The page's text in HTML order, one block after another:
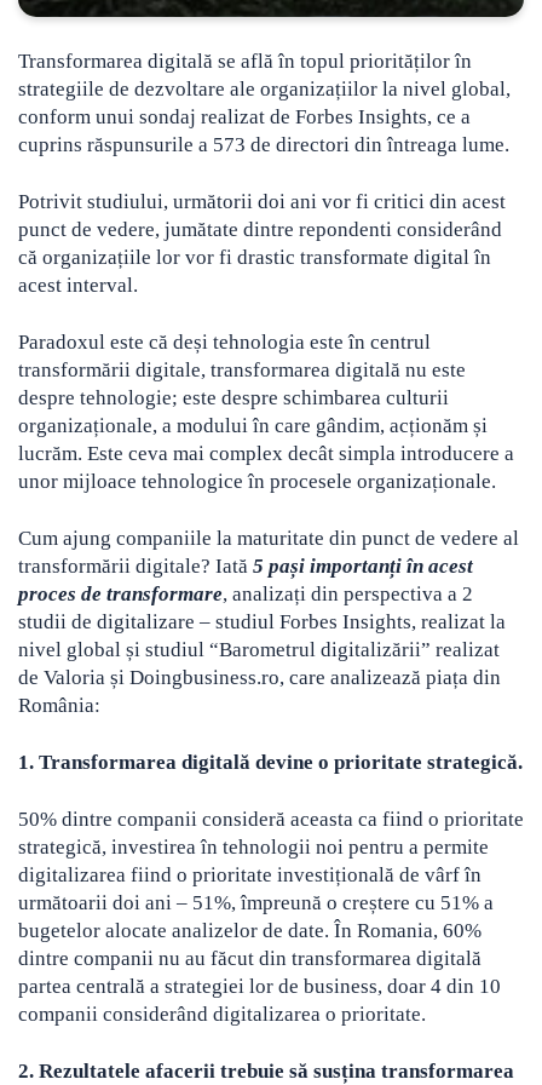
Transformarea digitală se află în topul priorităților în
strategiile de dezvoltare ale organizațiilor la nivel global,
conform unui sondaj realizat de Forbes Insights, ce a
cuprins răspunsurile a 573 de directori din întreaga lume.
Potrivit studiului, următorii doi ani vor fi critici din acest
punct de vedere, jumătate dintre repondenti considerând
că organizațiile lor vor fi drastic transformate digital în
acest interval.
Paradoxul este că deși tehnologia este în centrul
transformării digitale, transformarea digitală nu este
despre tehnologie; este despre schimbarea culturii
organizaționale, a modului în care gândim, acționăm și
lucrăm. Este ceva mai complex decât simpla introducere a
unor mijloace tehnologice în procesele organizaționale.
Cum ajung companiile la maturitate din punct de vedere al
transformării digitale? Iată 5 pași importanți în acest
proces de transformare, analizați din perspectiva a 2
studii de digitalizare – studiul Forbes Insights, realizat la
nivel global și studiul “Barometrul digitalizării” realizat
de Valoria și Doingbusiness.ro, care analizează piața din
România:
1. Transformarea digitală devine o prioritate strategică.
50% dintre companii consideră aceasta ca fiind o prioritate
strategică, investirea în tehnologii noi pentru a permite
digitalizarea fiind o prioritate investițională de vârf în
următoarii doi ani – 51%, împreună o creștere cu 51% a
bugetelor alocate analizelor de date. În Romania, 60%
dintre companii nu au făcut din transformarea digitală
partea centrală a strategiei lor de business, doar 4 din 10
companii considerând digitalizarea o prioritate.
2. Rezultatele afacerii trebuie să susțina transformarea